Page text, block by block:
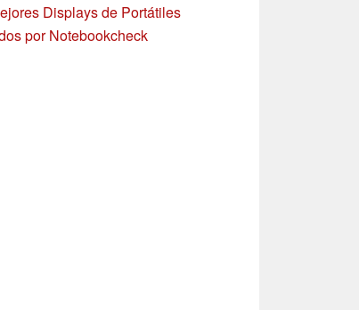
Displays de Portátiles
por Notebookcheck